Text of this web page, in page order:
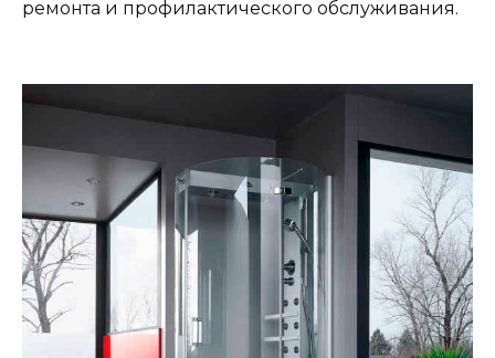
ремонта и профилактического обслуживания.